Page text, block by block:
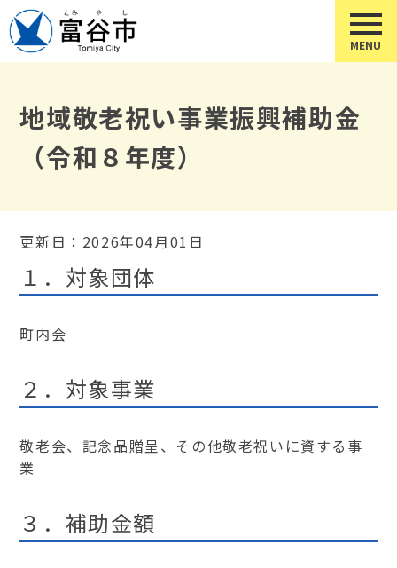
地域敬老祝い事業振興補助金
（令和８年度）
更新日：2026年04月01日
１．対象団体
町内会
２．対象事業
敬老会、記念品贈呈、その他敬老祝いに資する事
業
３．補助金額